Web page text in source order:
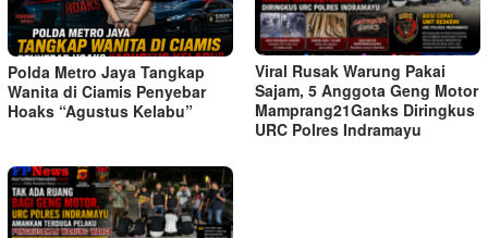
Polda Metro Jaya Tangkap
Wanita di Ciamis Penyebar
Hoaks “Agustus Kelabu”
Viral Rusak Warung Pakai
Sajam, 5 Anggota Geng Motor
Mamprang21Ganks Diringkus
URC Polres Indramayu